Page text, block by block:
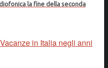
la fine della seconda